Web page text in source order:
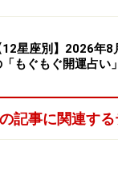
12星座別】2026年
もぐもぐ開運占い」
記事に関連す